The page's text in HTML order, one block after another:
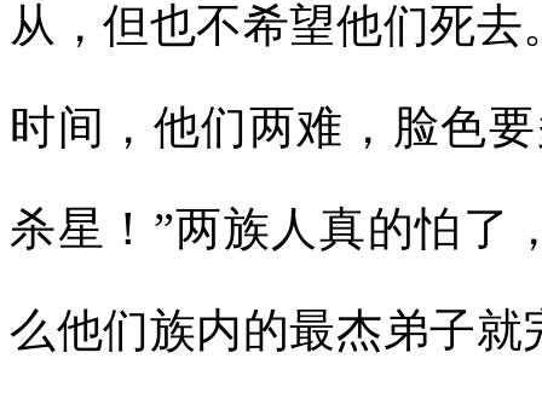
从，但也不希望他们死
时间，他们两难，脸色
杀星！”两族人真的怕了
么他们族内的最杰弟子